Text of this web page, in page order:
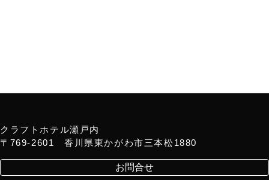
クラフトホテル瀬戸内
〒769-2601 香川県東かがわ市三本松1880
お問合せ